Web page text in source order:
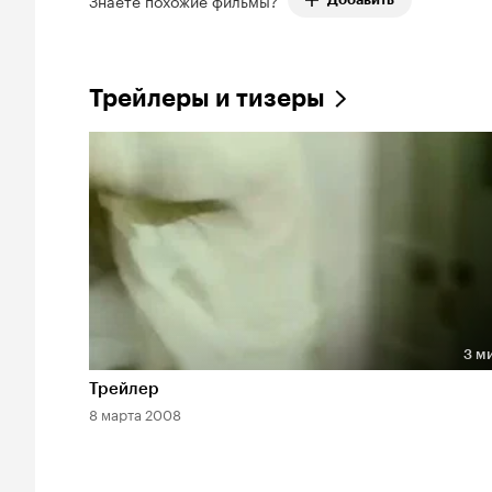
Трейлеры и тизеры
Длительность 3 мин
3
Трейлер
8 марта 2008